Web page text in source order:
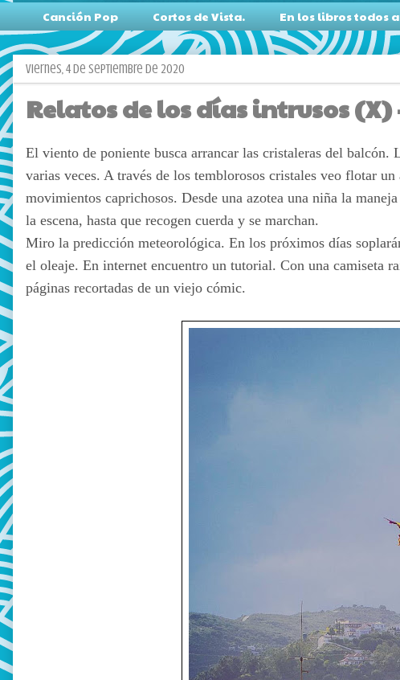
Canción Pop Cortos de Vista. En los libros todos
viernes, 4 de septiembre de 2020
Relatos de los días intrusos
El viento de poniente busca arrancar las cristaleras del
varias veces. A través de los temblorosos cristales veo flotar
movimientos caprichosos. Desde una azotea una niña la
la escena, hasta que recogen cuerda y se marchan.
Miro la predicción meteorológica. En los próximos días
el oleaje. En internet encuentro un tutorial. Con una camiseta
páginas recortadas de un viejo cómic.